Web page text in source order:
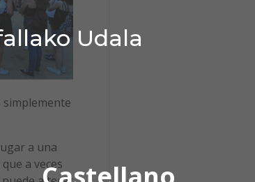
Udala
simplemente
a una
a veces